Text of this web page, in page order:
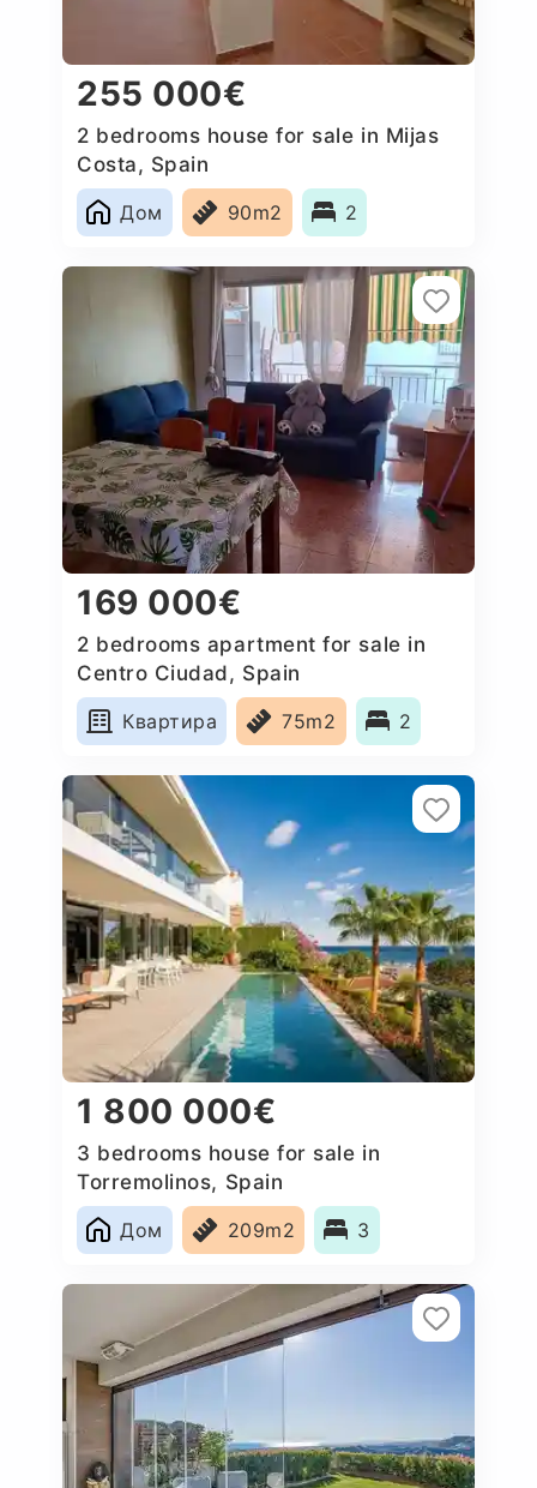
255 000€
2 bedrooms house for sale in Mijas
Costa, Spain
Дом
90m2 2
169 000€
2 bedrooms apartment for sale in
Centro Ciudad, Spain
Квартира
75m2 2
1 800 000€
3 bedrooms house for sale in
Torremolinos, Spain
Дом
209m2 3